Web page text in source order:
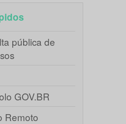
pública de
GOV.BR
Remoto